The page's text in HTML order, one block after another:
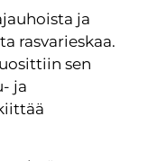
ja
rasvarieskaa.
sen
ja